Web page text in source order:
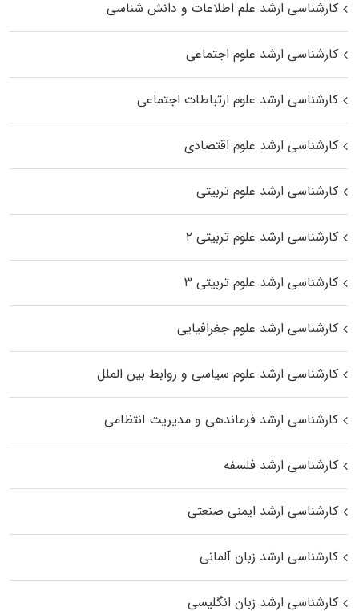
کارشناسی ارشد علم اطلاعات و دانش شناسی
کارشناسی ارشد علوم اجتماعی
کارشناسی ارشد علوم ارتباطات اجتماعی
کارشناسی ارشد علوم اقتصادی
کارشناسی ارشد علوم تربیتی
کارشناسی ارشد علوم تربیتی ۲
کارشناسی ارشد علوم تربیتی ۳
کارشناسی ارشد علوم جغرافیایی
کارشناسی ارشد علوم سیاسی و روابط بین الملل
کارشناسی ارشد فرماندهی و مدیریت انتظامی
کارشناسی ارشد فلسفه
کارشناسی ارشد ایمنی صنعتی
کارشناسی ارشد زبان آلمانی
کارشناسی ارشد زبان انگلیسی